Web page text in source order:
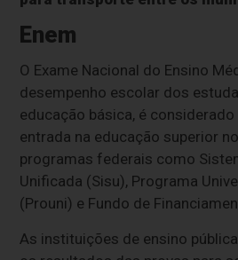
Enem
O Exame Nacional do Ensino
desempenho escolar dos
educação básica, é
entrada na educação superior
programas federais como
Unificada (Sisu), Programa
(Prouni) e Fundo de
As instituições de ensino